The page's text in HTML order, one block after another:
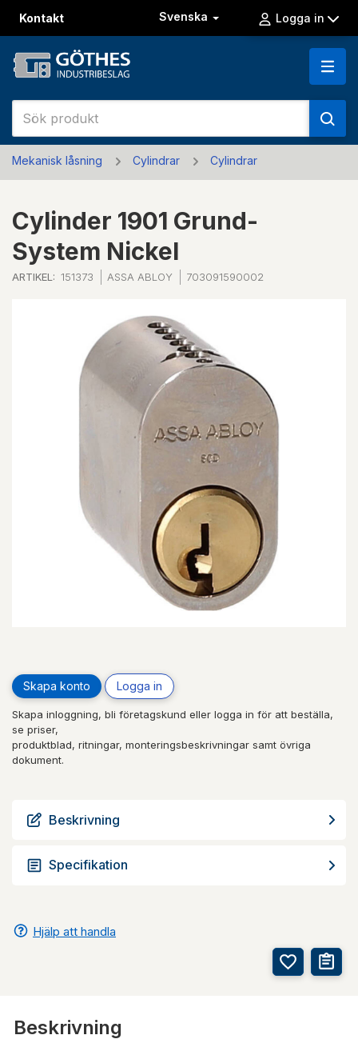
Kontakt Svenska Logga in
Mekanisk låsning Cylindrar Cylindrar
Cylinder 1901 Grund-
System Nickel
ARTIKEL: 151373 ASSA ABLOY 703091590002
Skapa konto Logga in
Skapa inloggning, bli företagskund eller logga in för att beställa,
se priser,
produktblad, ritningar, monteringsbeskrivningar samt övriga
dokument.
Beskrivning
Specifikation
Hjälp att handla
Beskrivning